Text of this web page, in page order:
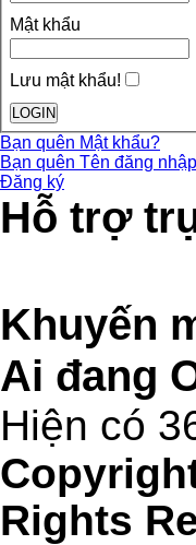
Mật khẩu
Lưu mật khẩu!
Bạn quên Mật khẩu?
Bạn quên Tên đăng
Đăng ký
Hỗ trợ
Khuyến
Ai đang
Hiện có
Rights